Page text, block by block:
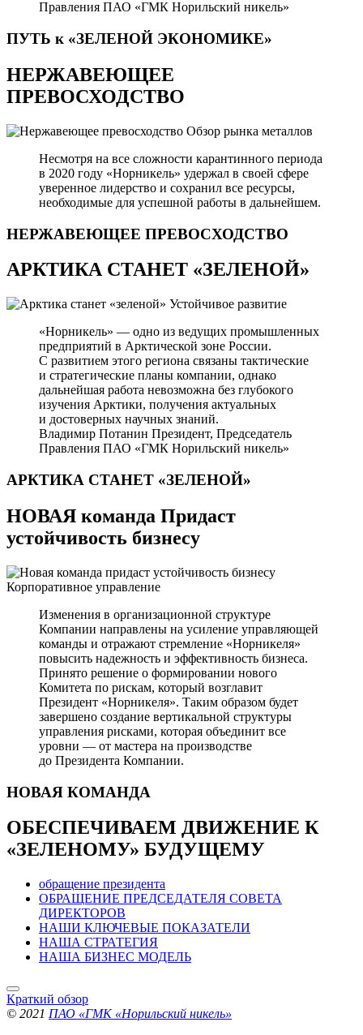
Правления ПАО «ГМК Норильский никель»
ПУТЬ к «ЗЕЛЕНОЙ ЭКОНОМИКЕ»
НЕРЖАВЕЮЩЕЕ
ПРЕВОСХОДСТВО
Обзор рынка металлов
Несмотря на все сложности карантинного периода
в 2020 году «Норникель» удержал в своей сфере
уверенное лидерство и сохранил все ресурсы,
необходимые для успешной работы в дальнейшем.
НЕРЖАВЕЮЩЕЕ ПРЕВОСХОДСТВО
АРКТИКА СТАНЕТ «ЗЕЛЕНОЙ»
Устойчивое развитие
«Норникель» — одно из ведущих промышленных
предприятий в Арктической зоне России.
С развитием этого региона связаны тактические
и стратегические планы компании, однако
дальнейшая работа невозможна без глубокого
изучения Арктики, получения актуальных
и достоверных научных знаний.
Владимир Потанин Президент, Председатель
Правления ПАО «ГМК Норильский никель»
АРКТИКА СТАНЕТ «ЗЕЛЕНОЙ»
НОВАЯ команда Придаст
устойчивость бизнесу
Корпоративное управление
Изменения в организационной структуре
Компании направлены на усиление управляющей
команды и отражают стремление «Норникеля»
повысить надежность и эффективность бизнеса.
Принято решение о формировании нового
Комитета по рискам, который возглавит
Президент «Норникеля». Таким образом будет
завершено создание вертикальной структуры
управления рисками, которая объединит все
уровни — от мастера на производстве
до Президента Компании.
НОВАЯ КОМАНДА
ОБЕСПЕЧИВАЕМ ДВИЖЕНИЕ К
«ЗЕЛЕНОМУ» БУДУЩЕМУ
обращение президента
ОБРАЩЕНИЕ ПРЕДСЕДАТЕЛЯ СОВЕТА
ДИРЕКТОРОВ
НАШИ КЛЮЧЕВЫЕ ПОКАЗАТЕЛИ
НАША СТРАТЕГИЯ
НАША БИЗНЕС МОДЕЛЬ
Краткий обзор
© 2021 ПАО «ГМК «Норильский никель»